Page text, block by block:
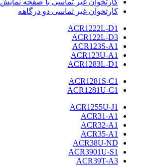
کارتخوان غیر تماسی با صفحه نمایش
کارتخوان غیر تماسی دو درگاهه
ACR1222L-D1
ACR122L-D3
ACR123S-A1
ACR123U-A1
ACR1283L-D1
ACR1281S-C1
ACR1281U-C1
ACR1255U-J1
ACR31-A1
ACR32-A1
ACR35-A1
ACR38U-ND
ACR3901U-S1
ACR39T-A3